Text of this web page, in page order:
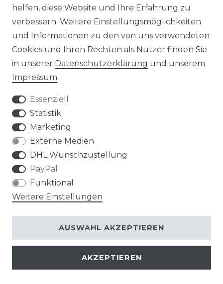
NEWSLETTER
Impressum
AGB
VERTRAG WIDERRUFEN
© Copyright 2026 | Alle Rechte vorbehalten.
helfen, diese Website und Ihre Erfahrung zu
verbessern. Weitere Einstellungsmöglichkeiten
und Informationen zu den von uns verwendeten
Cookies und Ihren Rechten als Nutzer finden Sie
in unserer Daten­schutz­erklärung und unserem
Impressum.
Essenziell
Statistik
Marketing
Externe Medien
DHL Wunschzustellung
PayPal
Funktional
Weitere Einstellungen
AKZEPTIEREN
AUSWAHL AKZEPTIEREN